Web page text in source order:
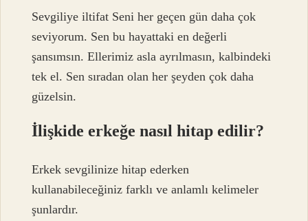
Sevgiliye iltifat Seni her geçen gün daha çok
seviyorum. Sen bu hayattaki en değerli
şansımsın. Ellerimiz asla ayrılmasın, kalbindeki
tek el. Sen sıradan olan her şeyden çok daha
güzelsin.
İlişkide erkeğe nasıl hitap edilir?
Erkek sevgilinize hitap ederken
kullanabileceğiniz farklı ve anlamlı kelimeler
şunlardır.